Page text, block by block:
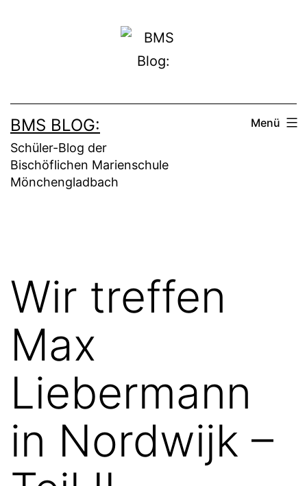
BMS BLOG:
Schüler-Blog der
Bischöflichen Marienschule
Mönchengladbach
Menü
Wir treffen
Max
Liebermann
in Nordwijk –